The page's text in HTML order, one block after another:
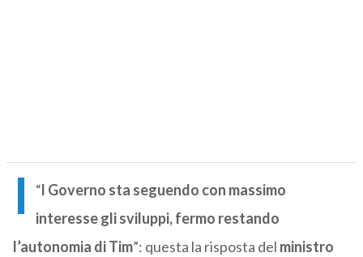
“
I
l Governo sta seguendo con massimo
interesse gli sviluppi, fermo restando
l’autonomia di Tim”: questa la risposta del ministro